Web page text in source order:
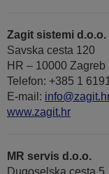
Zagit sistemi d.o.o.
Savska cesta 120
HR – 10000 Zagreb
Telefon: +385 1
E-mail:
www.zagit.hr
MR servis d.o.o.